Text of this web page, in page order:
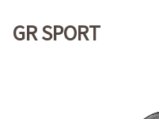
GR SPORT